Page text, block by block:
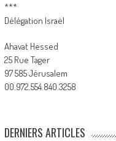
***
Délégation Israël
Ahavat Hessed
25 Rue Tager
97 585 Jérusalem
00.972.554.840.3258
DERNIERS ARTICLES